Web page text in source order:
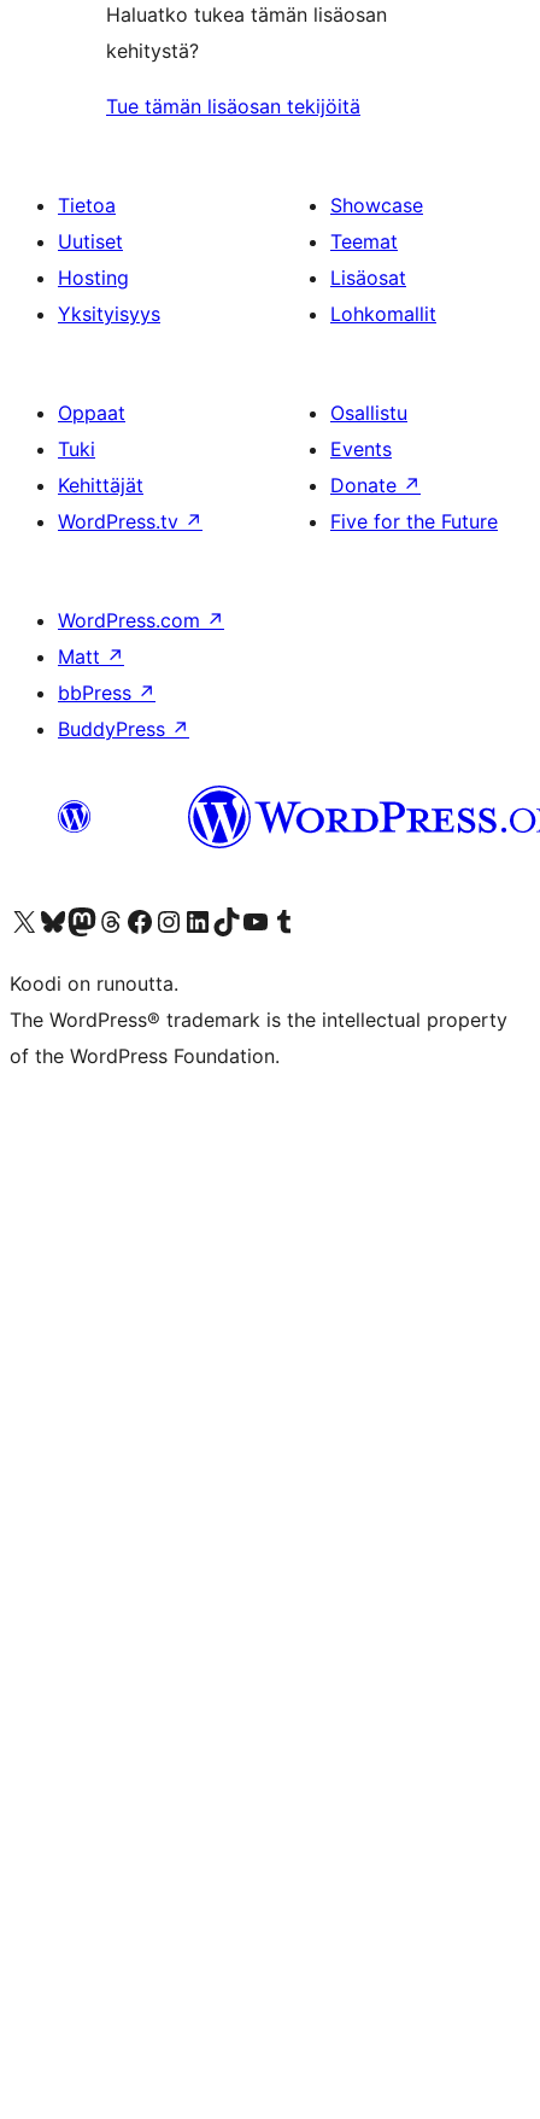
Haluatko tukea tämän lisäosan
kehitystä?
Tue tämän lisäosan tekijöitä
Tietoa
Uutiset
Hosting
Yksityisyys
Showcase
Teemat
Lisäosat
Lohkomallit
Oppaat
Tuki
Kehittäjät
WordPress.tv ↗
Osallistu
Events
Donate ↗
Five for the Future
WordPress.com ↗
Matt ↗
bbPress ↗
BuddyPress ↗
Visit our X (formerly Twitter) account
Visit our Bluesky account
Visit our Mastodon account
Visit our Threads account
Visit our Facebook page
Visit our Instagram account
Visit our LinkedIn account
Visit our TikTok account
Näytä YouTube-kanava
Visit our Tumblr account
Koodi on runoutta.
The WordPress® trademark is the intellectual property
of the WordPress Foundation.